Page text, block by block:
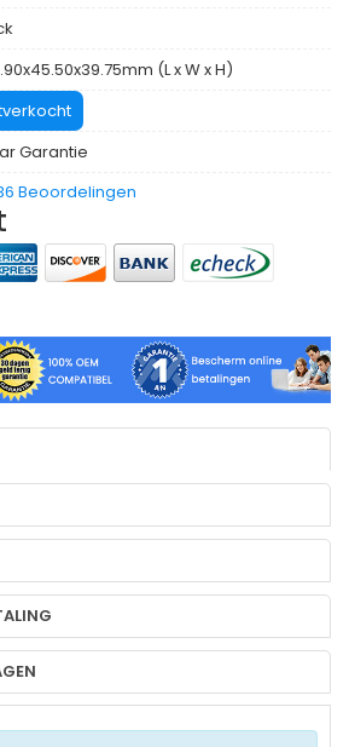
(L x W x H)
Garantie
Beoordelingen